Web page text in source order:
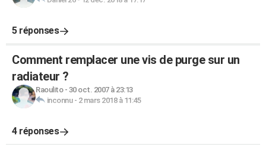
5 réponses
Comment remplacer une vis de purge sur un
radiateur ?
Raoulito- 30 oct. 2007 à 23:13
inconnu- 2 mars 2018 à 11:45
4 réponses